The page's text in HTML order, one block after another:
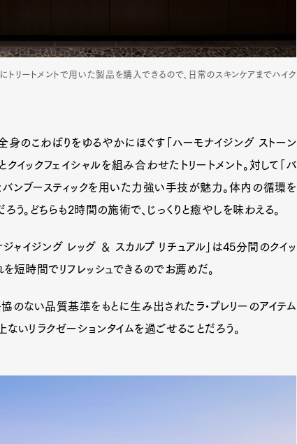
トリートメントで用いた製品を購入できるので、日常のスキンケアまでハイク
のこわばりをゆるやかにほぐす「ハーモナイジング ストーン
クイックフェイシャルを組み合わせたトリートメント。対して「バ
バンブースティックを用いた力強い手技が魅力。体内の循環を
。どちらも2時間の施術で、じっくりと癒やしを味わえる。
ャイジング レッグ ＆ スカルプ リチュアル」は45分間のクイッ
短時間でリフレッシュできるのでお薦めだ。
のない品質基準をもとに生み出されたラ•プレリーのアイテム
ないリラクゼーションタイムを過ごせることだろう。